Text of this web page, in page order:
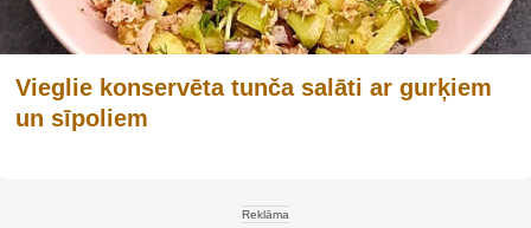
Vieglie konservēta tunča salāti ar gurķiem
un sīpoliem
Reklāma